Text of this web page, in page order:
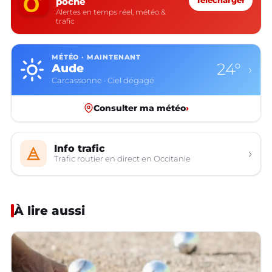
Alertes en temps réel, météo &
trafic
MÉTÉO · MAINTENANT
Aude
Carcassonne · Ciel dégagé
24° ›
Consulter ma météo›
Info trafic
Trafic routier en direct en Occitanie ›
À lire aussi